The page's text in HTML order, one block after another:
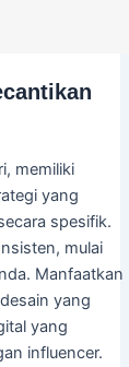
memiliki
yang
spesifik.
mulai
Manfaatkan
yang
yang
influencer.